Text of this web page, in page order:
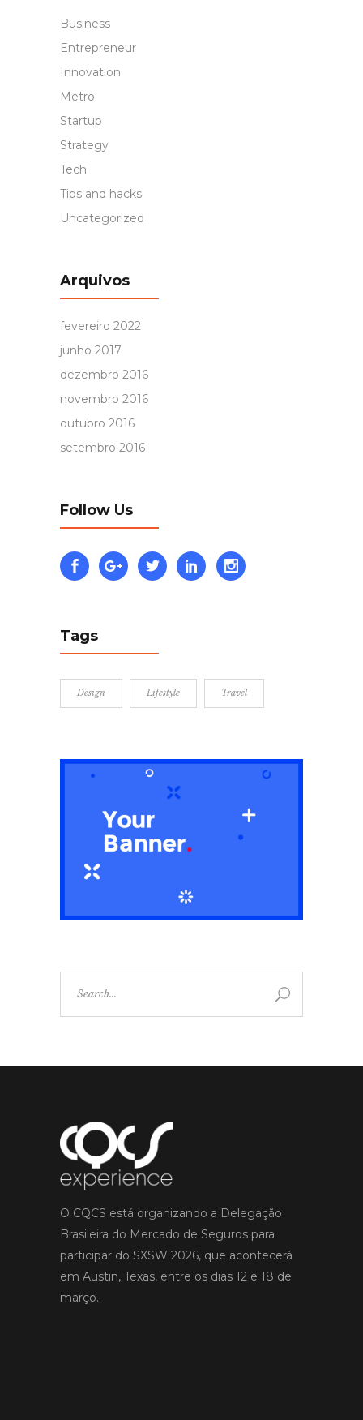
Business
Entrepreneur
Innovation
Metro
Startup
Strategy
Tech
Tips and hacks
Uncategorized
Arquivos
fevereiro 2022
junho 2017
dezembro 2016
novembro 2016
outubro 2016
setembro 2016
Follow Us
Tags
Design Lifestyle Travel
O CQCS está organizando a Delegação
Brasileira do Mercado de Seguros para
participar do SXSW 2026, que acontecerá
em Austin, Texas, entre os dias 12 e 18 de
março.